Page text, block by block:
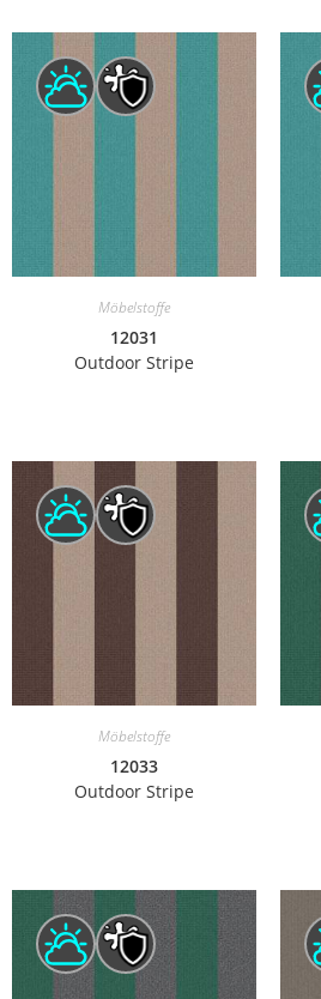
Möbelstoffe
12031
Outdoor Stripe
Möbelstoffe
12033
Outdoor Stripe